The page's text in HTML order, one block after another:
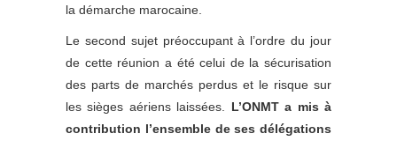
la démarche marocaine.
Le second sujet préoccupant à l’ordre du jour
de cette réunion a été celui de la sécurisation
des parts de marchés perdus et le risque sur
les sièges aériens laissées. L’ONMT a mis à
contribution l’ensemble de ses délégations